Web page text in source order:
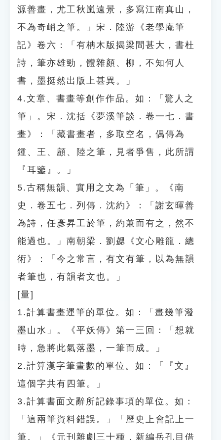
源善畫，尤工秋嵐遠景，多寫江南真山，
不為奇峭之筆。」宋．陸游《老學庵筆
記》卷六：「有柟木版揭梁間甚大，書杜
詩，筆亦雄勁，體雜顏、柳，不知何人
書，墨挺然出版上甚異。」
4.文章、書畫等創作作品。如：「驚人之
筆」。宋．沈括《夢溪筆談．卷一七．書
畫》：「藏書畫者，多取空名，偶傳為
鍾、王、顧、陸之筆，見者爭售，此所謂
『耳鑒』。」
5.古稱無韻、實用之文為「筆」。《南
史．卷五七．列傳．沈約》：「謝玄暉善
為詩，任彥昇工於筆，約兼而有之，然不
能過也。」南朝梁．劉勰《文心雕龍．總
術》：「今之常言，有文有筆，以為無韻
者筆也，有韻者文也。」
[量]
1.計算書畫運筆的單位。如：「畫幾筆潑
墨山水」。《平妖傳》第一三回：「想就
時，急將此氣落墨，一筆而成。」
2.計算漢字筆畫數的單位。如：「『文』
這個字共有四筆。」
3.計算書面文辭所記錄事項的單位。如：
「這兩筆資料錯誤。」「歷史上會記上一
筆。」《元刊雜劇三十種．新編岳孔目借